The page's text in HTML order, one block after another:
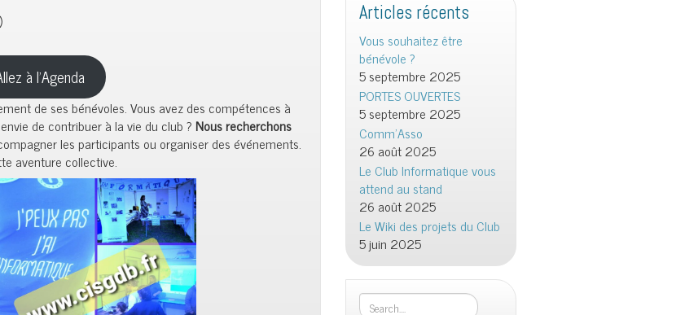
à l’Agenda
de ses bénévoles. Vous avez des compétences à
de contribuer à la vie du club ? Nous recherchons
les participants ou organiser des événements.
aventure collective.
Articles récents
Vous souhaitez être
bénévole ?
5 septembre 2025
PORTES OUVERTES
5 septembre 2025
Comm’Asso
26 août 2025
Le Club Informatique vous
attend au stand
26 août 2025
Le Wiki des projets du Club
5 juin 2025